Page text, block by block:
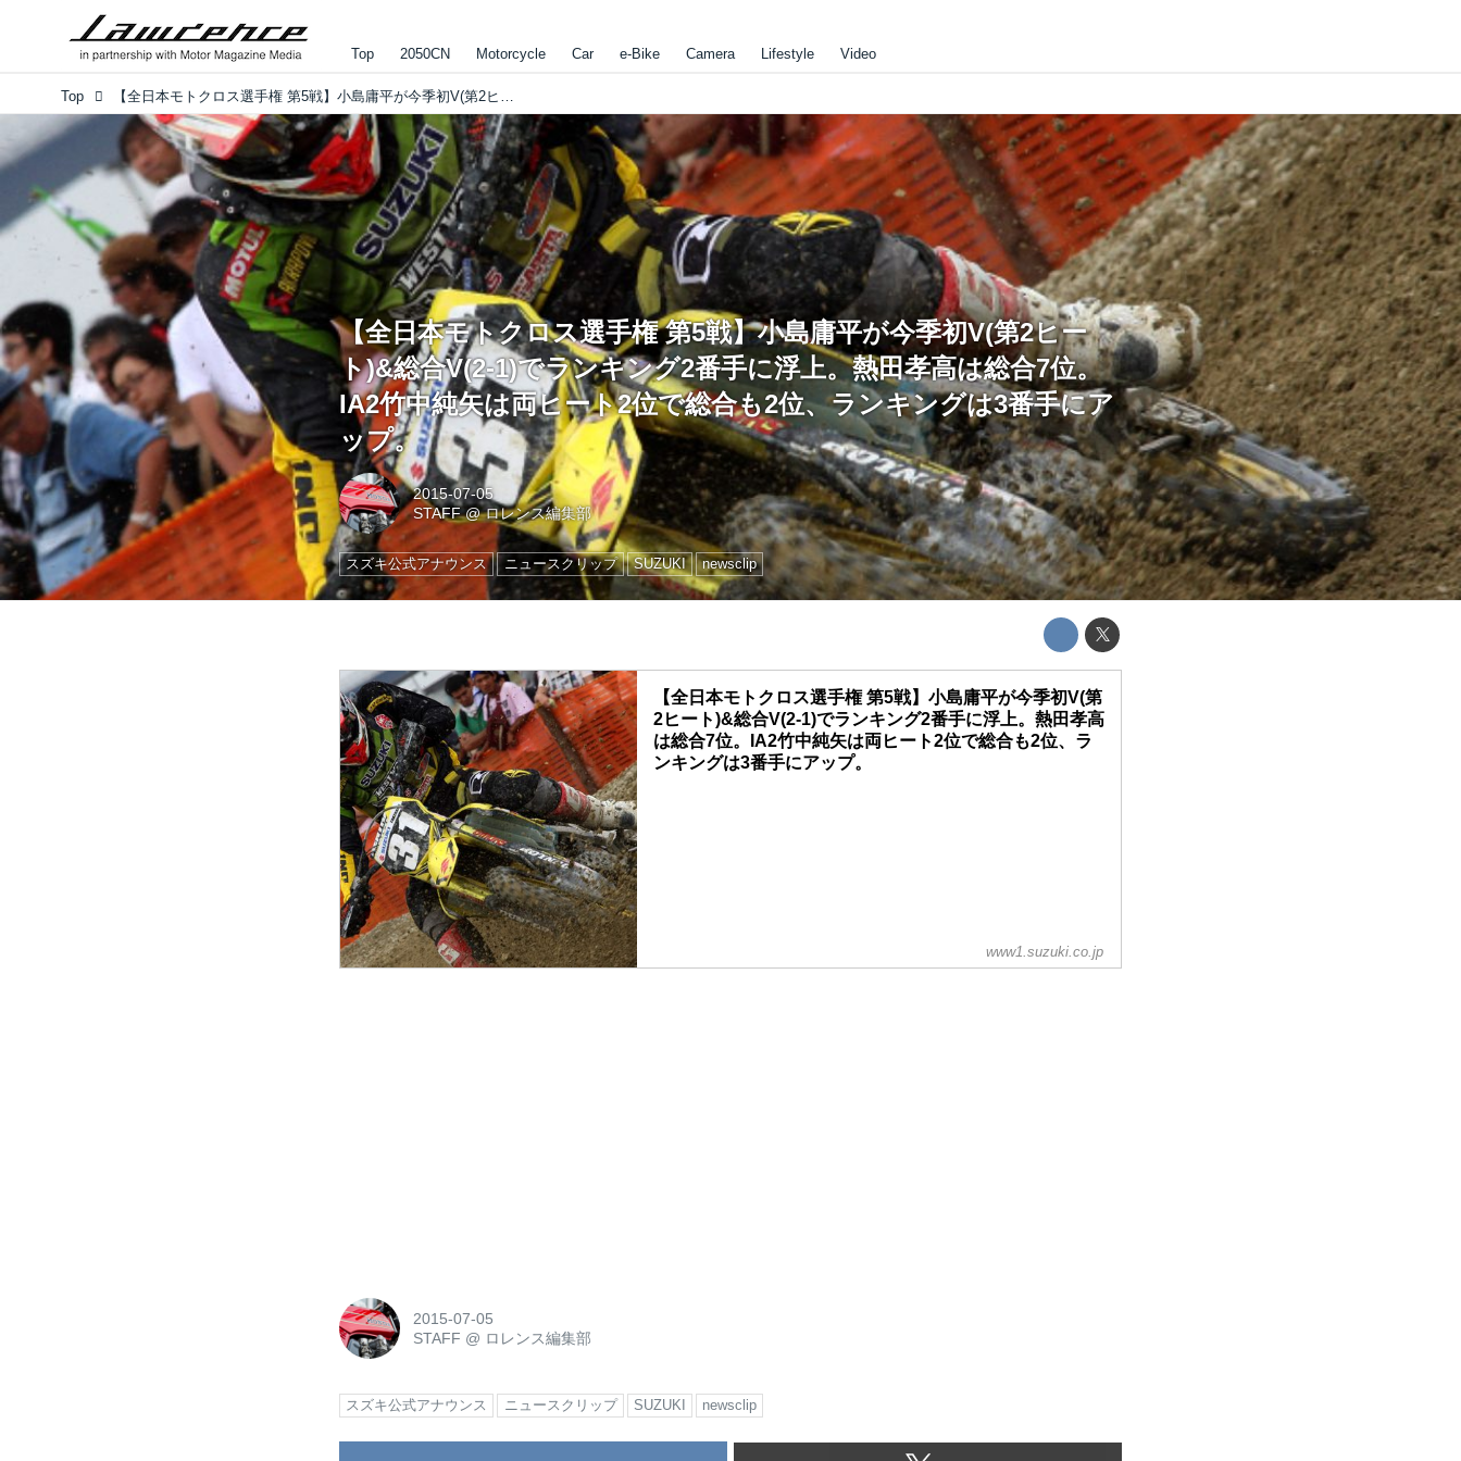
Top 2050CN Motorcycle Car e-Bike Camera Lifestyle Video
Top 【全日本モトクロス選手権 第5戦】小島庸平が今季初V(第2ヒート)&総合V(2-1)でランキング2番手に浮上。熱田孝高は総合7位。IA2竹中純矢は両ヒート2位で総合も2位、ランキングは3番手にアップ。
【全日本モトクロス選手権 第5戦】小島庸平が今季初V(第2ヒー
ト)&総合V(2-1)でランキング2番手に浮上。熱田孝高は総合7位。
IA2竹中純矢は両ヒート2位で総合も2位、ランキングは3番手にア
ップ。
2015-07-05
STAFF@ロレンス編集部
スズキ公式アナウンス ニュースクリップ SUZUKI newsclip
【全日本モトクロス選手権 第5戦】小島庸平が今季初V(第
2ヒート)&総合V(2-1)でランキング2番手に浮上。熱田孝高
は総合7位。IA2竹中純矢は両ヒート2位で総合も2位、ラ
ンキングは3番手にアップ。
www1.suzuki.co.jp
2015-07-05
STAFF @ ロレンス編集部
スズキ公式アナウンス ニュースクリップ SUZUKI newsclip